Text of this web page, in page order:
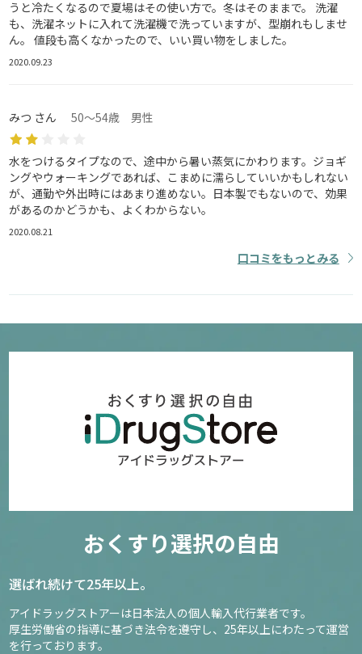
うと冷たくなるので夏場はその使い方で。冬はそのままで。 洗濯
も、洗濯ネットに入れて洗濯機で洗っていますが、型崩れもしませ
ん。 値段も高くなかったので、いい買い物をしました。
2020.09.23
みつ さん 50～54歳 男性
水をつけるタイプなので、途中から暑い蒸気にかわります。ジョギ
ングやウォーキングであれば、こまめに濡らしていいかもしれない
が、通勤や外出時にはあまり進めない。日本製でもないので、効果
があるのかどうかも、よくわからない。
2020.08.21
口コミをもっとみる
おくすり選択の自由
選ばれ続けて25年以上。
アイドラッグストアーは日本法人の個人輸入代行業者です。
厚生労働省の指導に基づき法令を遵守し、 25年以上にわたって運営
を行っております。